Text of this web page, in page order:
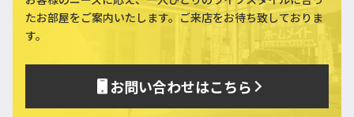
たお部屋をご案内いたします。ご来店をお待ち致しておりま
す。
お問い合わせはこちら